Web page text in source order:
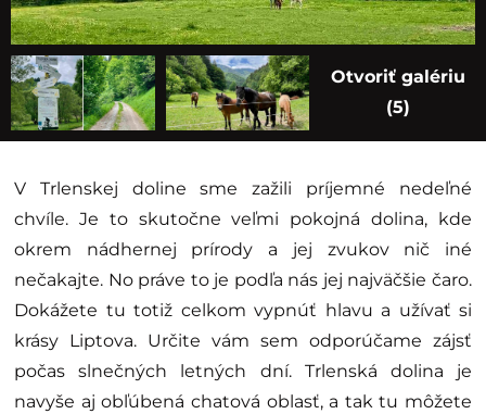
Otvoriť galériu
(5)
V Trlenskej doline sme zažili príjemné nedeľné
chvíle. Je to skutočne veľmi pokojná dolina, kde
okrem nádhernej prírody a jej zvukov nič iné
nečakajte. No práve to je podľa nás jej najväčšie čaro.
Dokážete tu totiž celkom vypnúť hlavu a užívať si
krásy Liptova. Určite vám sem odporúčame zájsť
počas slnečných letných dní. Trlenská dolina je
navyše aj obľúbená chatová oblasť, a tak tu môžete